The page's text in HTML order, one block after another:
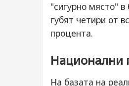
"сигурно място"
губят четири от
процента.
Национални
На базата на